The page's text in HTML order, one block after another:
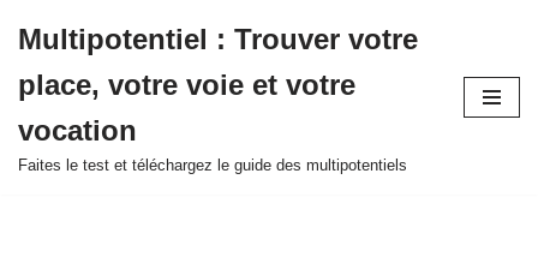
au
contenu
Multipotentiel : Trouver votre
place, votre voie et votre
vocation
Faites le test et téléchargez le guide des multipotentiels